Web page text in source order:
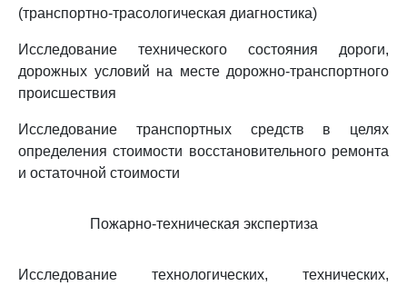
(транспортно-трасологическая диагностика)
Исследование технического состояния дороги,
дорожных условий на месте дорожно-транспортного
происшествия
Исследование транспортных средств в целях
определения стоимости восстановительного ремонта
и остаточной стоимости
Пожарно-техническая экспертиза
Исследование технологических, технических,